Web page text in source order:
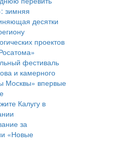
зимняя
десятки
проектов
фестиваль
и камерного
Москвы» впервые
Калугу в
за
«Новые